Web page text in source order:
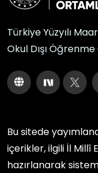
Türkiye Yüzyılı
Okul Dışı
Bu sitede
içerikler, ilgili İl Millî
hazırlanarak